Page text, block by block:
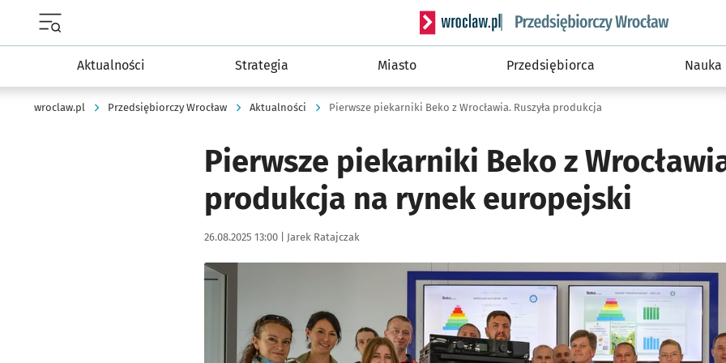
Serwis informacyjny wroclaw.pl podserwis:
Aktualności Strategia Miasto Przedsiębiorca Nauka
wroclaw.pl Przedsiębiorczy Wrocław Aktualności Pierwsze piekarniki Beko z Wrocławia. Ruszyła produkcja
Pierwsze piekarniki Beko z
produkcja na rynek europejski
Data publikacji:
26.08.2025 13:00 | Autor:
Jarek Ratajczak
Kliknij, aby powiększyć